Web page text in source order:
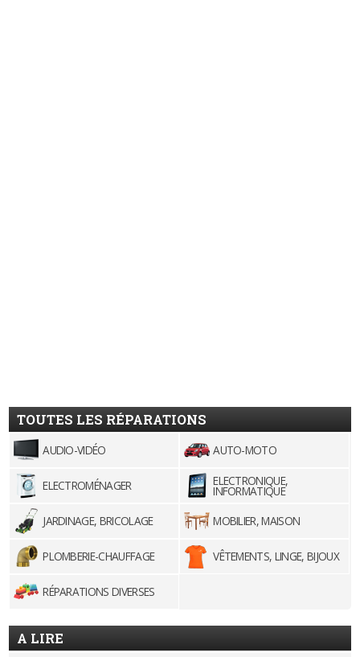
TOUTES LES RÉPARATIONS
AUDIO-VIDÉO AUTO-MOTO
ELECTROMÉNAGER ELECTRONIQUE,
INFORMATIQUE
JARDINAGE, BRICOLAGE
MOBILIER, MAISON
PLOMBERIE-CHAUFFAGE VÊTEMENTS, LINGE, BIJOUX
RÉPARATIONS DIVERSES
A LIRE